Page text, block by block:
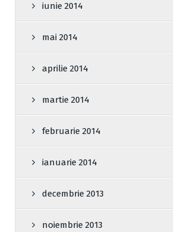
iunie 2014
mai 2014
aprilie 2014
martie 2014
februarie 2014
ianuarie 2014
decembrie 2013
noiembrie 2013